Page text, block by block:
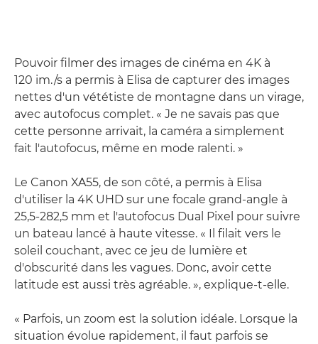
Pouvoir filmer des images de cinéma en 4K à
120 im./s a permis à Elisa de capturer des images
nettes d'un vététiste de montagne dans un virage,
avec autofocus complet. « Je ne savais pas que
cette personne arrivait, la caméra a simplement
fait l'autofocus, même en mode ralenti. »
Le Canon XA55, de son côté, a permis à Elisa
d'utiliser la 4K UHD sur une focale grand-angle à
25,5-282,5 mm et l'autofocus Dual Pixel pour suivre
un bateau lancé à haute vitesse. « Il filait vers le
soleil couchant, avec ce jeu de lumière et
d'obscurité dans les vagues. Donc, avoir cette
latitude est aussi très agréable. », explique-t-elle.
« Parfois, un zoom est la solution idéale. Lorsque la
situation évolue rapidement, il faut parfois se